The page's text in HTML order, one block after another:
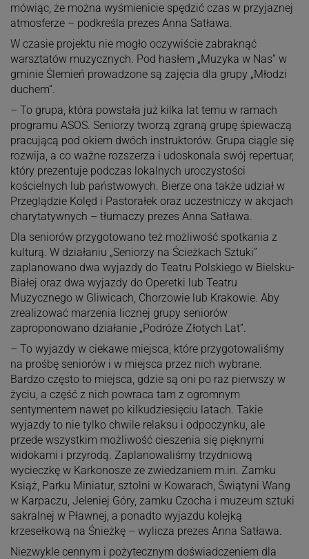
mówiąc, że można wyśmienicie spędzić czas w przyjaznej
atmosferze – podkreśla prezes Anna Satława.
W czasie projektu nie mogło oczywiście zabraknąć
warsztatów muzycznych. Pod hasłem „Muzyka w Nas” w
gminie Ślemień prowadzone są zajęcia dla grupy „Młodzi
duchem”.
– To grupa, która powstała już kilka lat temu w ramach
programu ASOS. Seniorzy tworzą zgraną grupę śpiewaczą
pracującą pod okiem dwóch instruktorów. Grupa ciągle się
rozwija, a co ważne rozszerza i udoskonala swój repertuar,
który prezentuje podczas lokalnych uroczystości
kościelnych lub państwowych. Bierze ona także udział w
Przeglądzie Kolęd i Pastorałek oraz uczestniczy w akcjach
charytatywnych – tłumaczy prezes Anna Satława.
Dla seniorów przygotowano też możliwość spotkania z
kulturą. W działaniu „Seniorzy na Ścieżkach Sztuki”
zaplanowano dwa wyjazdy do Teatru Polskiego w Bielsku-
Białej oraz dwa wyjazdy do Operetki lub Teatru
Muzycznego w Gliwicach, Chorzowie lub Krakowie. Aby
zrealizować marzenia licznej grupy seniorów
zaproponowano działanie „Podróże Złotych Lat”.
– To wyjazdy w ciekawe miejsca, które przygotowaliśmy
na prośbę seniorów i w miejsca przez nich wybrane.
Bardzo często to miejsca, gdzie są oni po raz pierwszy w
życiu, a część z nich powraca tam z ogromnym
sentymentem nawet po kilkudziesięciu latach. Takie
wyjazdy to nie tylko chwile relaksu i odpoczynku, ale
przede wszystkim możliwość cieszenia się pięknymi
widokami i przyrodą. Zaplanowaliśmy trzydniową
wycieczkę w Karkonosze ze zwiedzaniem m.in. Zamku
Książ, Parku Miniatur, sztolni w Kowarach, Świątyni Wang
w Karpaczu, Jeleniej Góry, zamku Czocha i muzeum sztuki
sakralnej w Pławnej, a ponadto wyjazdu kolejką
krzesełkową na Śnieżkę – wylicza prezes Anna Satława.
Niezwykle cennym i pożytecznym doświadczeniem dla